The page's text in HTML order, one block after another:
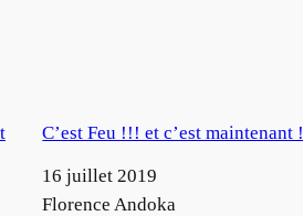
C’est Feu !!! et c’est maintenant !
Date
16 juillet 2019
Auteur
Florence Andoka